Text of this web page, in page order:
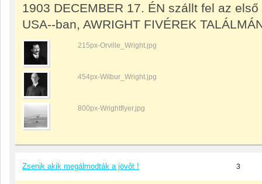
1903 DECEMBER 17. ÉN szállt fel az
USA--ban, AWRIGHT FIVÉREK
215px-Orville_Wright.jpg
454px-Wilbur_Wright.jpg
800px-Wrightflyer.jpg
Zsenik akik megálmodták a jövőt ! 3